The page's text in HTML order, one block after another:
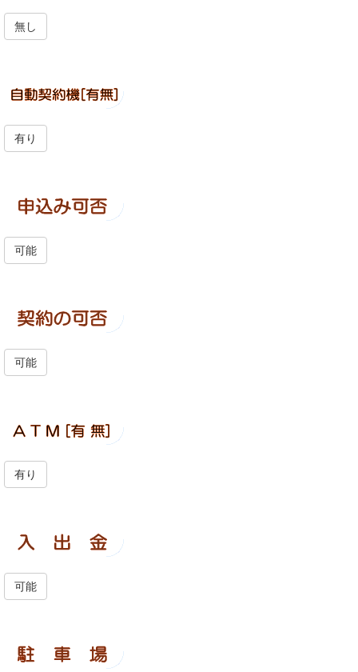
無し
有り
可能
可能
有り
可能